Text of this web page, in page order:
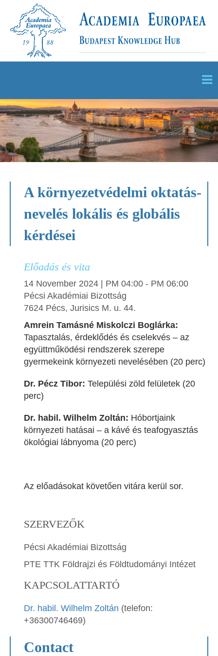
A környezetvédelmi oktatás-
nevelés lokális és globális
kérdései
Előadás és vita
14 November 2024 | PM 04:00 - PM 06:00
Pécsi Akadémiai Bizottság
7624 Pécs, Jurisics M. u. 44.
Amrein Tamásné Miskolczi Boglárka:
Tapasztalás, érdeklődés és cselekvés – az
együttműködési rendszerek szerepe
gyermekeink környezeti nevelésében (20 perc)
Dr. Pécz Tibor: Települési zöld felületek (20
perc)
Dr. habil. Wilhelm Zoltán: Hóbortjaink
környezeti hatásai – a kávé és teafogyasztás
ökológiai lábnyoma (20 perc)
Az előadásokat követően vitára kerül sor.
SZERVEZŐK
Pécsi Akadémiai Bizottság
PTE TTK Földrajzi és Földtudományi Intézet
KAPCSOLATTARTÓ
Dr. habil. Wilhelm Zoltán (telefon:
+36300746469)
Contact